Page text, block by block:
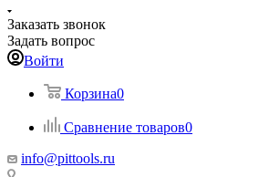
Заказать звонок
Задать вопрос
Войти
Корзина0
Сравнение товаров0
info@pittools.ru